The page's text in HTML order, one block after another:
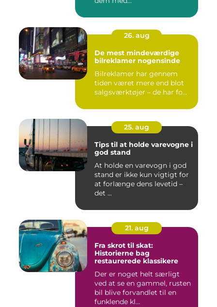
26. aug
De mest mindeværdige
bilreklamer nogensinde
Bilreklamer har gennem
tiden været mere end blot
salgsværktøjer – de har fo...
25. aug
Tips til at holde varevogne i
god stand
At holde en varevogn i god
stand er ikke kun vigtigt for
at forlænge dens levetid –
det ...
21. aug
Fra skrot til skat:
Historierne bag
restaurerede klassikere
Der er noget helt særligt
ved at se en gammel, rusten
bil blive forvandlet til en
funklende kl...